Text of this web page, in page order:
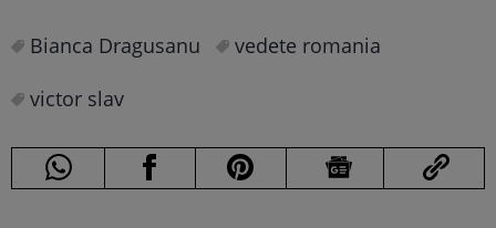
Bianca Dragusanu
vedete romania
victor slav